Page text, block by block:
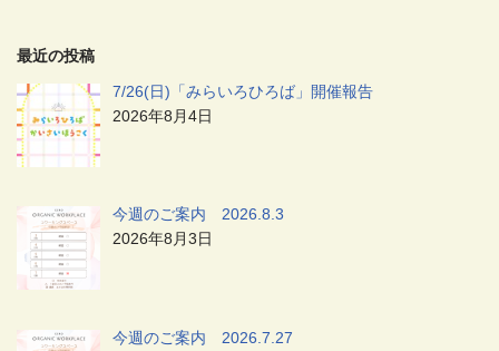
最近の投稿
7/26(日)「みらいろひろば」開催報告
2026年8月4日
今週のご案内 2026.8.3
2026年8月3日
今週のご案内 2026.7.27